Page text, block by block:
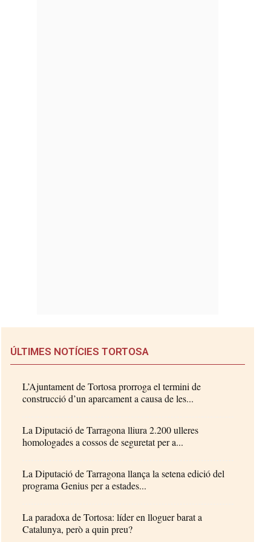
ÚLTIMES NOTÍCIES TORTOSA
L’Ajuntament de Tortosa prorroga el termini de
construcció d’un aparcament a causa de les...
La Diputació de Tarragona lliura 2.200 ulleres
homologades a cossos de seguretat per a...
La Diputació de Tarragona llança la setena edició del
programa Genius per a estades...
La paradoxa de Tortosa: líder en lloguer barat a
Catalunya, però a quin preu?